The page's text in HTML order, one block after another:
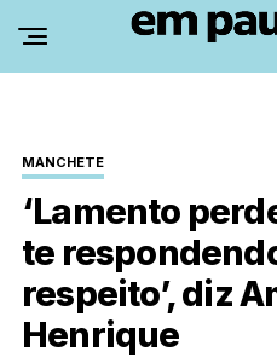
MANCHETE
‘Lamento
te
respeito’, diz
Henrique